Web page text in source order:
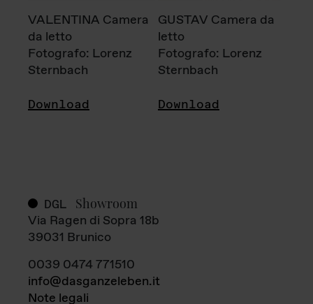
VALENTINA Camera
da letto
Fotografo: Lorenz
Sternbach
Download
GUSTAV Camera da
letto
Fotografo: Lorenz
Sternbach
Download
DGL Showroom
Via Ragen di Sopra 18b
39031 Brunico
0039 0474 771510
info@dasganzeleben.it
Note legali